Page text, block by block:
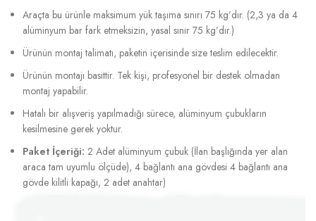
Araçta bu ürünle maksimum yük taşıma sınırı 75 kg’dır. (2,3 ya da 4
alüminyum bar fark etmeksizin, yasal sınır 75 kg’dır.)
Ürünün montaj talimatı, paketin içerisinde size teslim edilecektir.
Ürünün montajı basittir. Tek kişi, profesyonel bir destek olmadan
montaj yapabilir.
Hatalı bir alışveriş yapılmadığı sürece, alüminyum çubukların
kesilmesine gerek yoktur.
Paket İçeriği: 2 Adet alüminyum çubuk (İlan başlığında yer alan
araca tam uyumlu ölçüde), 4 bağlantı ana gövdesi 4 bağlantı ana
gövde kilitli kapağı, 2 adet anahtar)